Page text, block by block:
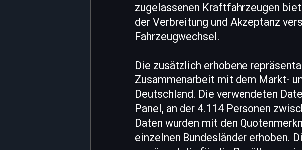
zugelassenen Kraftfahrzeugen
der Verbreitung und Akzeptanz
Fahrzeugwechsel.
Die zusätzlich erhobene
Zusammenarbeit mit dem Markt-
Deutschland. Die verwendeten
Panel, an der 4.114 Personen
Daten wurden mit den
einzelnen Bundesländer erhoben.